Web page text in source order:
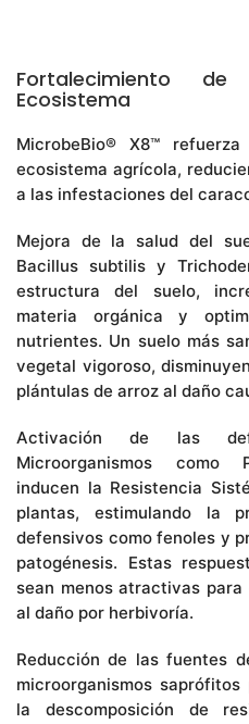
Fortalecimiento
Ecosistema
MicrobeBio® X8™
ecosistema agrícola,
a las infestaciones del
Mejora de la salud del
Bacillus subtilis y
estructura del suelo,
materia orgánica y
nutrientes. Un suelo más
vegetal vigoroso,
plántulas de arroz al daño
Activación de las
Microorganismos como
inducen la Resistencia
plantas, estimulando la
defensivos como fenoles y
patogénesis. Estas
sean menos atractivas
al daño por herbivoría.
Reducción de las fuentes
microorganismos
la descomposición de